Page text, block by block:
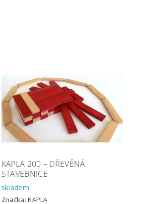
KAPLA 200 – DŘEVĚNÁ
STAVEBNICE
skladem
Značka:KAPLA